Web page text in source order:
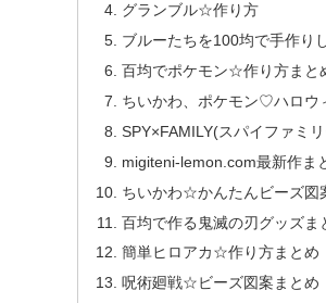
グランブル☆作り方
ブルーたちを100均で手作り
百均でポケモン☆作り方まと
ちいかわ、ポケモン♡ハロウ
SPY×FAMILY(スパイファミ
migiteni-lemon.com最新作ま
ちいかわ☆かんたんビーズ図
百均で作る鬼滅の刃グッズま
簡単ヒロアカ☆作り方まとめ
呪術廻戦☆ビーズ図案まとめ